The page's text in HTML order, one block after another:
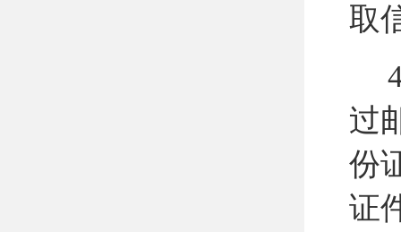
取
过
份
证